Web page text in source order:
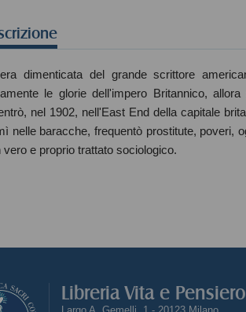
dimenticata del grande scrittore
le glorie dell'impero Britannico,
nel 1902, nell'East End della capitale
nelle baracche, frequentò prostitute, poveri,
vero e proprio trattato sociologico.
Libreria Vita e